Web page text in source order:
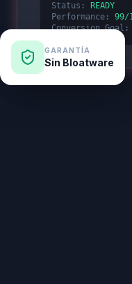
Status:
READY
Performance: 99/
Conversion_Goal:
GARANTÍA
Sin Bloatware